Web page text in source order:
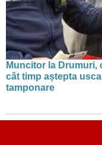
Muncitor la Drumuri,
cât timp aștepta
tamponare